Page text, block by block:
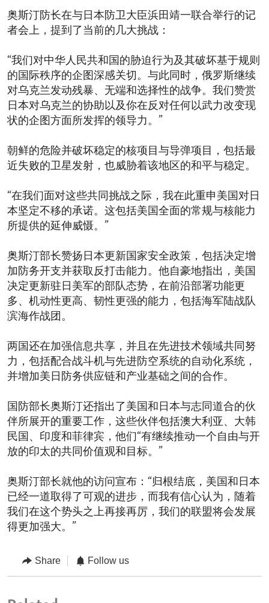
奥斯汀防长在与日本防卫大臣浜田靖一联合举行的记
者会上，提到了当前的几大挑战：
“我们对中华人民共和国的胁迫行为及其破坏基于规则
的国际秩序的企图深感关切。与此同时，俄罗斯继续
对乌克兰发动残暴、无端和选择性的战争。我们赞赏
日本对乌克兰的协助以及你在反对任何以武力改变现
状的企图方面所发挥的领导力。”
朝鲜的危险并破坏稳定的核项目与导弹项目，包括最
近失败的卫星发射，也威胁着该地区的和平与稳定。
“在我们面对这些共同挑战之际，我在此重申美国对日
本坚定不移的承诺。这包括美国全面的常规与核能力
所提供的延伸威慑。”
奥斯汀部长赞扬日本更新国家安全政策，包括决定增
加防务开支并获取反打击能力。他自豪地指出，美国
决定更新驻日美军的部队态势，在前沿部署功能更
多、机动性更高、韧性更强的能力，包括海军陆战队
滨海作战团。
两国还在加强信息共享，并且在先进技术领域共同努
力，包括配合战斗机与先进防空系统的自动化系统，
并增加美日防务供应链和产业基础之间的合作。
国防部长奥斯汀还指出了美国和日本与志同道合的伙
伴所展开的重要工作，这些伙伴包括澳大利亚、大韩
民国、印度和菲律宾，他们“有继续推动一个自由与开
放的印太的共同价值观和目标。”
奥斯汀部长就他的访问宣布：“归根结底，美国和日本
已经一道取得了可观的进步，而我有信心认为，随着
我们在这个势头之上再接再厉，我们的联盟将会发展
得更加强大。”
Share Follow us